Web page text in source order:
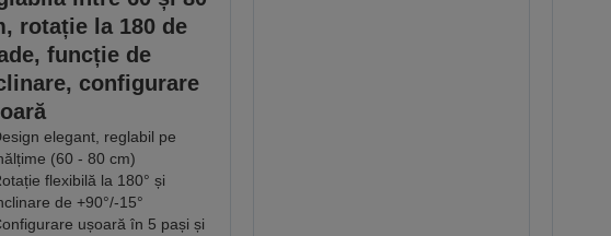
rotație la 180 de
funcție de
configurare
elegant, reglabil pe
(60 - 80 cm)
flexibilă la 180° și
de +90°/-15°
ușoară în 5 pași și